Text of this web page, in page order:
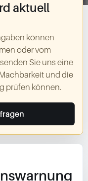
aktuell
können
oder vom
Sie uns eine
und die
prüfen können.